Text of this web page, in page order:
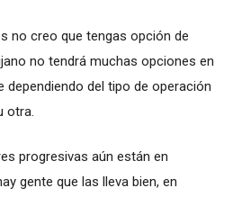
no creo que tengas opción de
no tendrá muchas opciones en
dependiendo del tipo de operación
otra.
progresivas aún están en
gente que las lleva bien, en